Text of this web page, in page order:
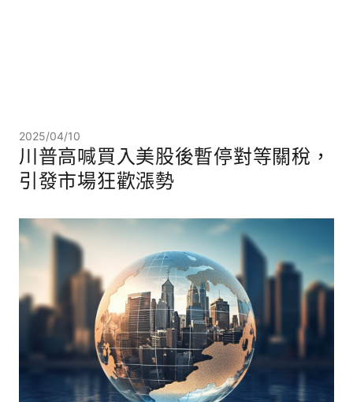
2025/04/10
川普高喊買入美股後暫停對等關稅，
引發市場狂歡漲勢